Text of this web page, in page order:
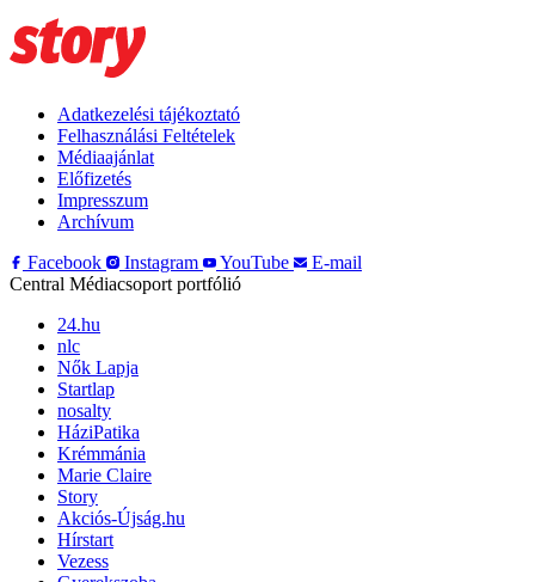
Adatkezelési tájékoztató
Felhasználási Feltételek
Médiaajánlat
Előfizetés
Impresszum
Archívum
Facebook
Instagram YouTube
E-mail
Central Médiacsoport portfólió
24.hu
nlc
Nők Lapja
Startlap
nosalty
HáziPatika
Krémmánia
Marie Claire
Story
Akciós-Újság.hu
Hírstart
Vezess